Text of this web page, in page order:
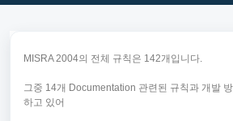
MISRA 2004의 전체 규칙은 142개입니다.
그중 14개 Documentation 관련된 규칙과 개발
하고 있어